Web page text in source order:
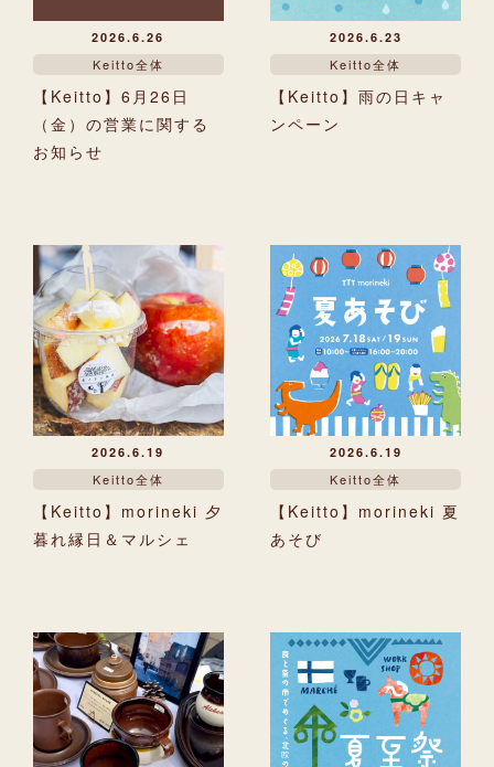
2026.6.26
Keitto全体
【Keitto】6月26日
（金）の営業に関する
お知らせ
2026.6.23
Keitto全体
【Keitto】雨の日キャ
ンペーン
2026.6.19
Keitto全体
【Keitto】morineki 夕
暮れ縁日＆マルシェ
2026.6.19
Keitto全体
【Keitto】morineki 夏
あそび